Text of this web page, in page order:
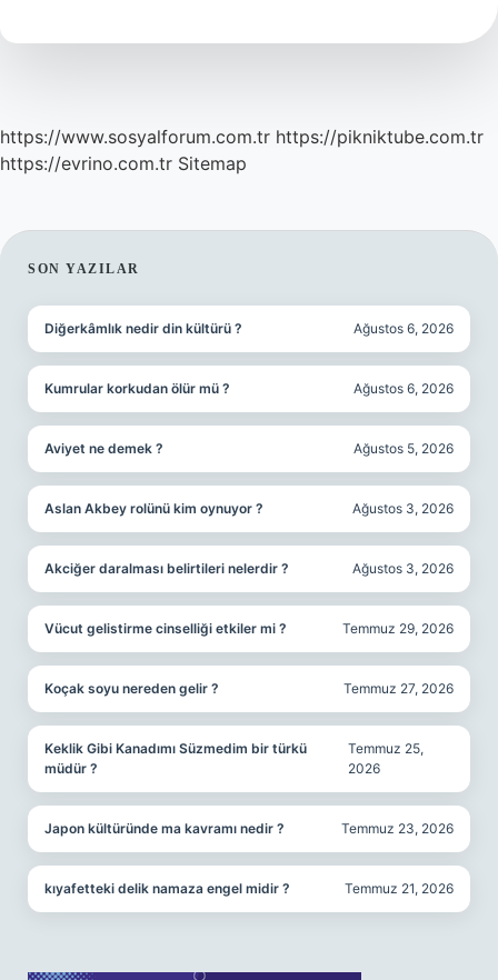
https://www.sosyalforum.com.tr https://pikniktube.com.tr
https://evrino.com.tr Sitemap
SIDEBAR
SON YAZILAR
Diğerkâmlık nedir din kültürü ? Ağustos 6, 2026
Kumrular korkudan ölür mü ? Ağustos 6, 2026
Aviyet ne demek ? Ağustos 5, 2026
Aslan Akbey rolünü kim oynuyor ? Ağustos 3, 2026
Akciğer daralması belirtileri nelerdir ? Ağustos 3, 2026
Vücut gelistirme cinselliği etkiler mi ? Temmuz 29, 2026
Koçak soyu nereden gelir ? Temmuz 27, 2026
Keklik Gibi Kanadımı Süzmedim bir türkü
müdür ?
Temmuz 25,
2026
Japon kültüründe ma kavramı nedir ? Temmuz 23, 2026
kıyafetteki delik namaza engel midir ? Temmuz 21, 2026